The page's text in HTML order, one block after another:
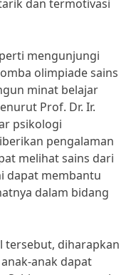
dan termotivasi
mengunjungi
olimpiade sains
minat belajar
Prof. Dr. Ir.
psikologi
pengalaman
melihat sains dari
dapat membantu
dalam bidang
tersebut, diharapkan
anak dapat